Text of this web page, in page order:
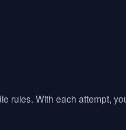
With each attempt,